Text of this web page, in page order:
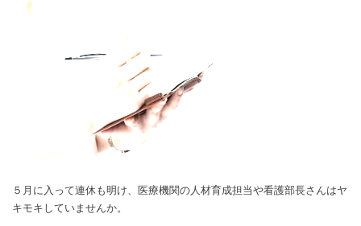
５月に入って連休も明け、医療機関の人材育成担当や看護部長さんはヤ
キモキしていませんか。